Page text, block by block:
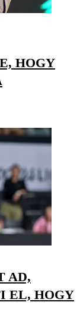
HOGY
AD,
EL, HOGY